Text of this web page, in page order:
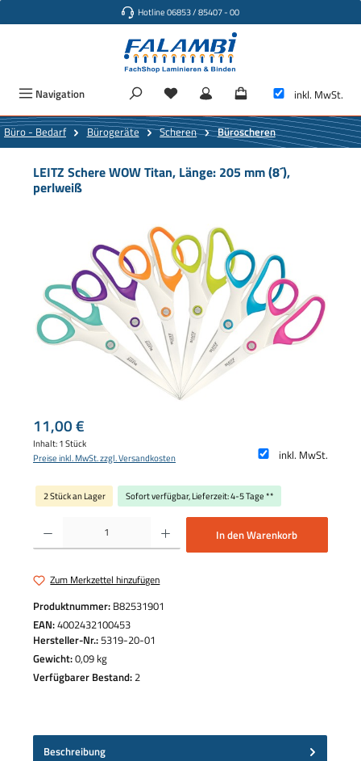
Hotline 06853 / 85407 - 00
Navigation inkl. MwSt.
Büro - Bedarf Bürogeräte Scheren Büroscheren
LEITZ Schere WOW Titan, Länge: 205 mm (8´),
perlweiß
Bildergalerie überspringen
Regulärer Preis:
11,00 €
Inhalt:1 Stück
inkl. MwSt.
Preise inkl. MwSt. zzgl. Versandkosten
2 Stück an Lager Sofort verfügbar, Lieferzeit: 4-5 Tage **
Produkt Anzahl: Gib den gewünschten Wert ein oder benutze die Schaltflächen um
In den Warenkorb
Zum Merkzettel hinzufügen
Produktnummer: B82531901
EAN:4002432100453
Hersteller-Nr.:5319-20-01
Gewicht:0,09 kg
Verfügbarer Bestand:2
Beschreibung